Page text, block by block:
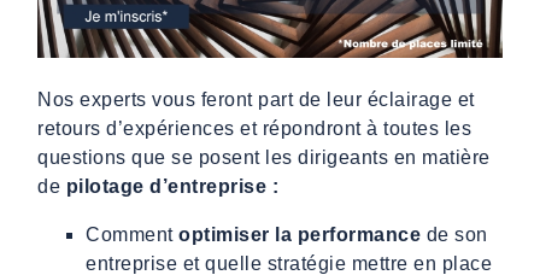
Nos experts vous feront part de leur éclairage et
retours d’expériences et répondront à toutes les
questions que se posent les dirigeants en matière
de pilotage d’entreprise :
Comment optimiser la performance de son
entreprise et quelle stratégie mettre en place